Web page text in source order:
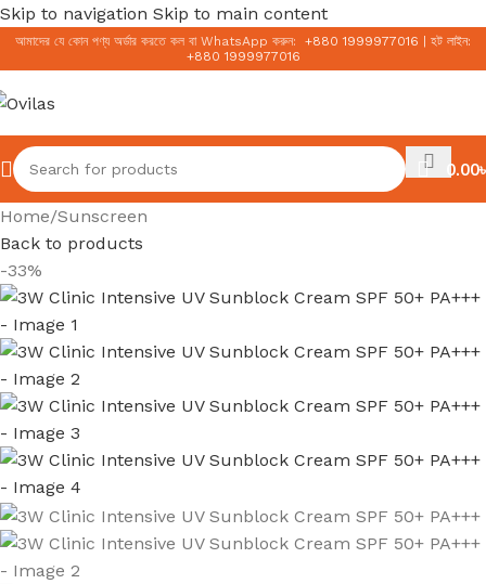
Skip to navigation Skip to main content
আমাদের যে কোন পণ্য অর্ডার করতে কল বা WhatsApp করুন: +880 1999977016
হট লাইন:
+880 1999977016
0.00৳
Home/Sunscreen
Back to products
-33%